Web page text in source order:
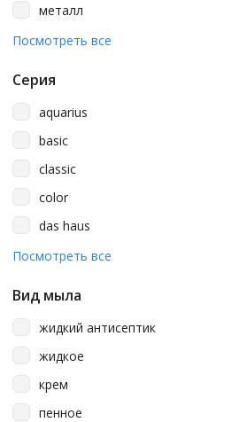
500 мл
550 мл
600 мл
70 г
700 мл
800 мл
820 мл
металл
нержавеющая сталь
пластик/металл
Посмотреть все
Серия
aquarius
basic
classic
color
das haus
easy_1
elevation
enrichedfoam
harmony
Посмотреть все
Вид мыла
жидкий антисептик
жидкое
крем
пенное